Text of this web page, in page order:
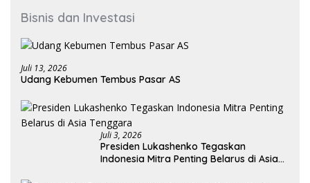
Bisnis dan Investasi
Juli 13, 2026
Udang Kebumen Tembus Pasar AS
Juli 3, 2026
Presiden Lukashenko Tegaskan
Indonesia Mitra Penting Belarus di Asia